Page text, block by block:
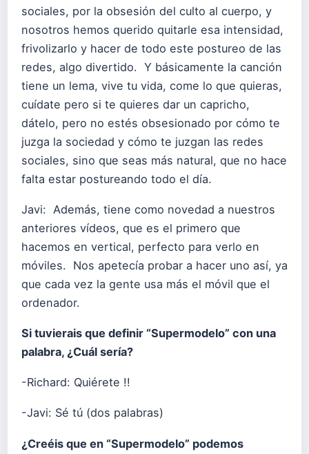
sociales, por la obsesión del culto al cuerpo, y
nosotros hemos querido quitarle esa intensidad,
frivolizarlo y hacer de todo este postureo de las
redes, algo divertido. Y básicamente la canción
tiene un lema, vive tu vida, come lo que quieras,
cuídate pero si te quieres dar un capricho,
dátelo, pero no estés obsesionado por cómo te
juzga la sociedad y cómo te juzgan las redes
sociales, sino que seas más natural, que no hace
falta estar postureando todo el día.
Javi: Además, tiene como novedad a nuestros
anteriores vídeos, que es el primero que
hacemos en vertical, perfecto para verlo en
móviles. Nos apetecía probar a hacer uno así, ya
que cada vez la gente usa más el móvil que el
ordenador.
Si tuvierais que definir “Supermodelo” con una
palabra, ¿Cuál sería?
-Richard: Quiérete !!
-Javi: Sé tú (dos palabras)
¿Creéis que en “Supermodelo” podemos